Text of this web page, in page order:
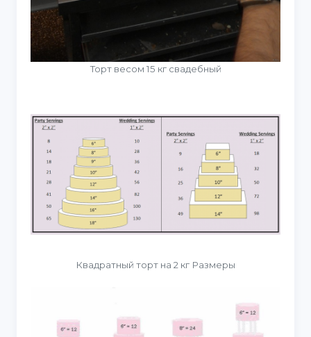
Торт весом 15 кг свадебный
Квадратный торт на 2 кг Размеры